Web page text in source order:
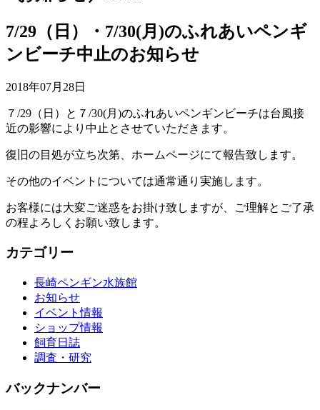
7/29（日）・7/30(月)のふれあいペンギ
ンビーチ中止のお知らせ
2018年07月28日
７/29（日）と７/30(月)のふれあいペンギンビーチは台風接
近の影響により中止とさせていただきます。
復旧の目処が立ち次第、ホームページにて報告致します。
その他のイベントについては通常通り実施します。
お客様には大変ご迷惑をお掛け致しますが、ご理解とご了承
の程よろしくお願い致します。
カテゴリー
長崎ペンギン水族館
お知らせ
イベント情報
ショップ情報
飼育日誌
調査・研究
バックナンバー